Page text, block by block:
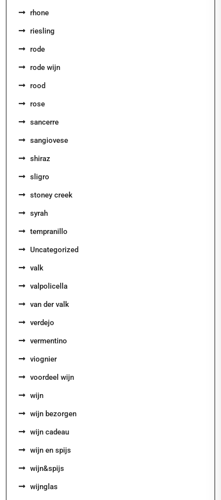
rhone
riesling
rode
rode wijn
rood
rose
sancerre
sangiovese
shiraz
sligro
stoney creek
syrah
tempranillo
Uncategorized
valk
valpolicella
van der valk
verdejo
vermentino
viognier
voordeel wijn
wijn
wijn bezorgen
wijn cadeau
wijn en spijs
wijn&spijs
wijnglas